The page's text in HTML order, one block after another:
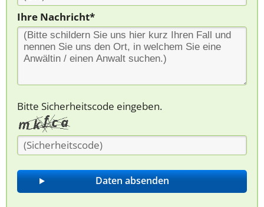
Ihre Nachricht*
Bitte Sicherheitscode eingeben.